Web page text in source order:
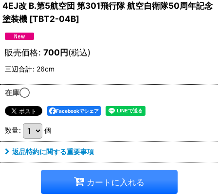
4EJ改 B.第5航空団 第301飛行隊 航空自衛隊50周年記念
塗装機 [TBT2-04B]
販売価格: 700円(税込)
三辺合計: 26cm
在庫◯
Facebookでシェア
数量: 個
返品特約に関する重要事項
カートに入れる